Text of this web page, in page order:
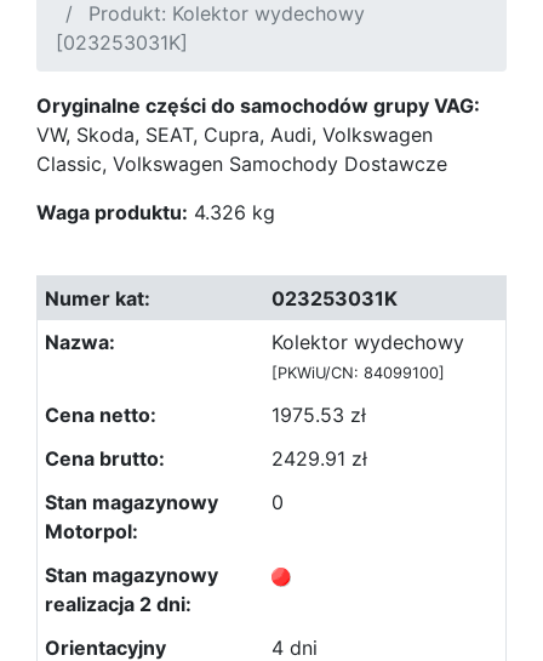
Produkt: Kolektor wydechowy
[023253031K]
Oryginalne części do samochodów grupy VAG:
VW, Skoda, SEAT, Cupra, Audi, Volkswagen
Classic, Volkswagen Samochody Dostawcze
Waga produktu: 4.326 kg
023253031K
Kolektor wydechowy
[PKWiU/CN: 84099100]
1975.53 zł
2429.91 zł
0
4 dni